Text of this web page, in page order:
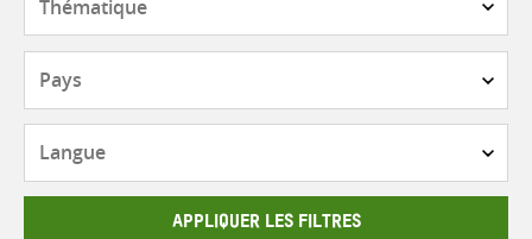
APPLIQUER LES FILTRES